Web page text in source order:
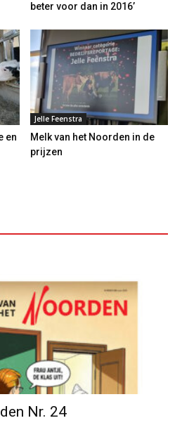
beter voor dan in 2016’
en
Jelle Feenstra
Melk van het Noorden in de
prijzen
Nr. 24